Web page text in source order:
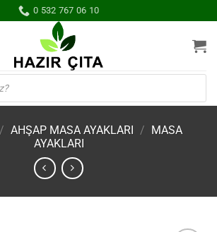
0 532 767 06 10
/ AHŞAP MASA AYAKLARI / MASA
AYAKLARI